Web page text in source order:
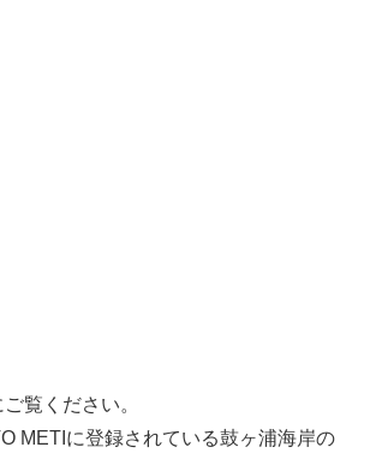
覧ください。
METIに登録されている鼓ヶ浦海岸の